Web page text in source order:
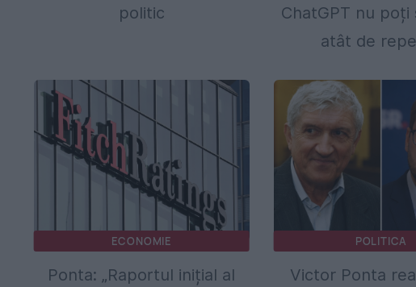
politic
ChatGPT nu poți
atât de
ECONOMIE
Ponta: „Raportul inițial al
POLITICA
Victor Ponta